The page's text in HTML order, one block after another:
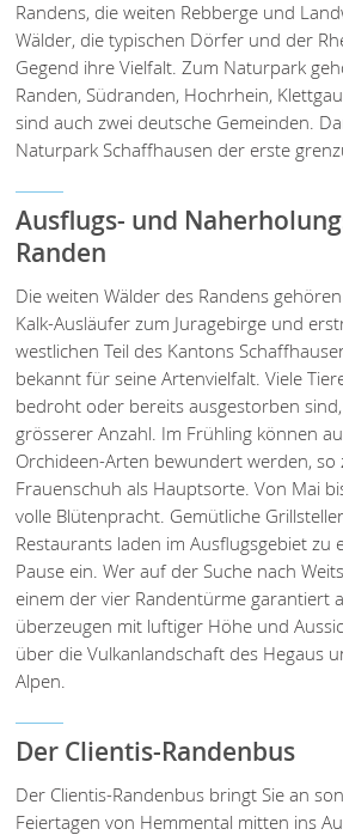
Randens, die weiten Rebberge und
Wälder, die typischen Dörfer und der
Gegend ihre Vielfalt. Zum Naturpark
Randen, Südranden, Hochrhein,
sind auch zwei deutsche Gemeinden.
Naturpark Schaffhausen der erste
Ausflugs- und
Randen
Die weiten Wälder des Randens
Kalk-Ausläufer zum Juragebirge und
westlichen Teil des Kantons
bekannt für seine Artenvielfalt. Viele
bedroht oder bereits ausgestorben
grösserer Anzahl. Im Frühling können
Orchideen-Arten bewundert werden, so
Frauenschuh als Hauptsorte. Von Mai
volle Blütenpracht. Gemütliche
Restaurants laden im Ausflugsgebiet zu
Pause ein. Wer auf der Suche nach
einem der vier Randentürme garantiert
überzeugen mit luftiger Höhe und
über die Vulkanlandschaft des Hegaus
Alpen.
Der Clientis-Randenbus
Der Clientis-Randenbus bringt Sie an
Feiertagen von Hemmental mitten ins